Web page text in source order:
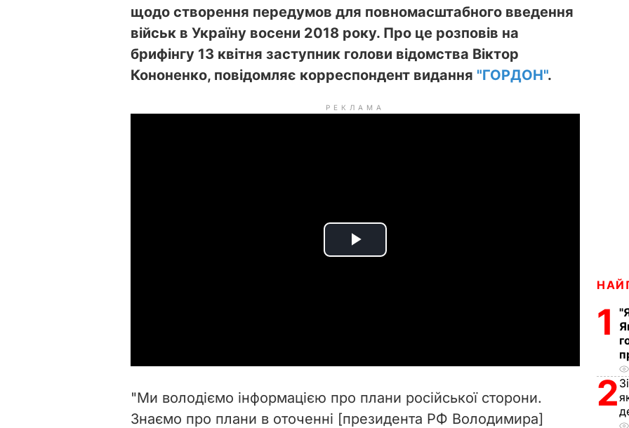
щодо створення передумов для повномасштабного введення
військ в Україну восени 2018 року. Про це розповів на
брифінгу 13 квітня заступник голови відомства Віктор
Кононенко, повідомляє корреспондент видання "ГОРДОН".
РЕКЛАМА
P
i
"Ми володіємо інформацією про плани російської сторони.
Знаємо про плани в оточенні [президента РФ Володимира]
1
2